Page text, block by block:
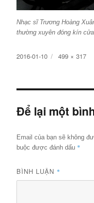
Nhạc sĩ Trương Hoàng
thường xuyên đóng kín
Đăng
2016-01-10
Kích
đủ
499 × 317
Để lại một
Email của bạn sẽ không
buộc được đánh dấu *
BÌNH LUẬN *